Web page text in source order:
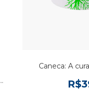
Caneca: A